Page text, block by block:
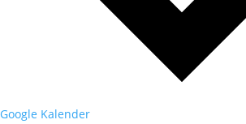
Google Kalender